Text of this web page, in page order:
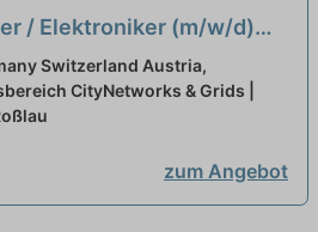
/ Elektroniker (m/w/d)
neu
Switzerland Austria,
CityNetworks & Grids |
zum Angebot